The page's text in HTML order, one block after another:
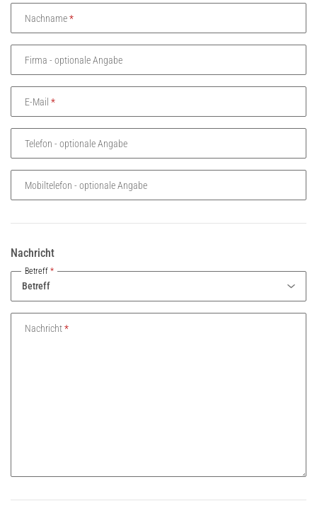
Nachname
Firma - optionale Angabe
E-Mail
Telefon - optionale Angabe
Mobiltelefon - optionale Angabe
Nachricht
Betreff
Nachricht